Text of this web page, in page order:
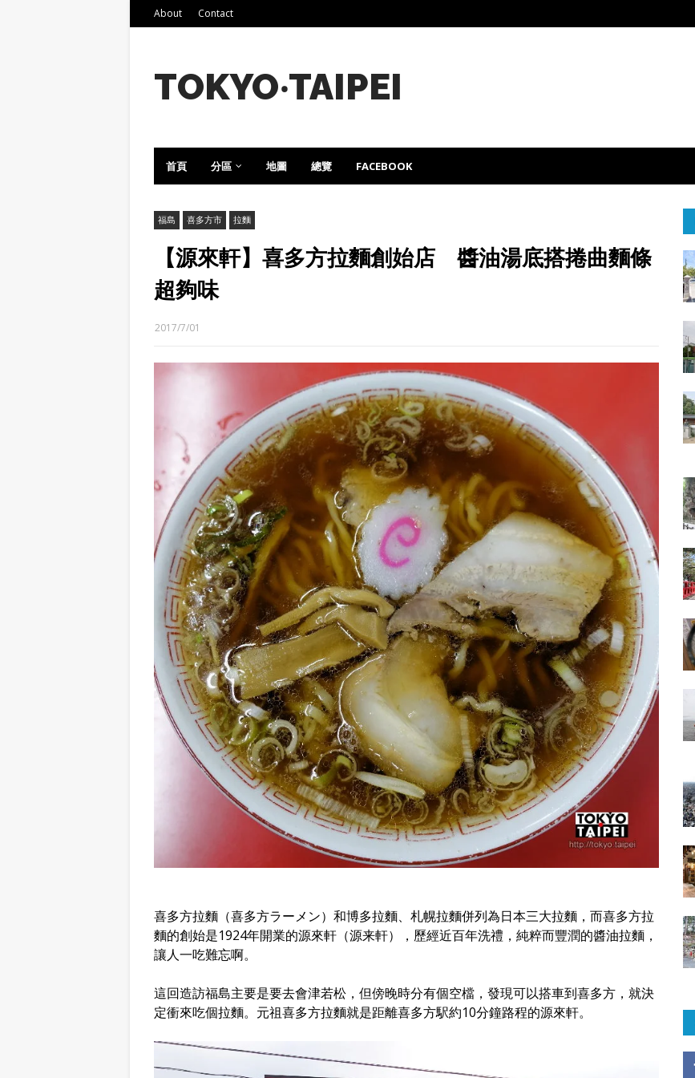
About Contact
TOKYO‧TAIPEI
首頁 分區 地圖 總覽 FACEBOOK
福島 喜多方市 拉麵
【源來軒】喜多方拉麵創始店 醬油湯底搭捲曲麵條
超夠味
2017/7/01
喜多方拉麵（喜多方ラーメン）和博多拉麵、札幌拉麵併列為日本三大拉麵，而喜多方拉
麵的創始是1924年開業的源來軒（源来軒），歷經近百年洗禮，純粹而豐潤的醬油拉麵，
讓人一吃難忘啊。
這回造訪福島主要是要去會津若松，但傍晚時分有個空檔，發現可以搭車到喜多方，就決
定衝來吃個拉麵。元祖喜多方拉麵就是距離喜多方駅約10分鐘路程的源來軒。